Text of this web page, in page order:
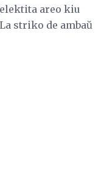
areo kiu
striko de ambaŭ